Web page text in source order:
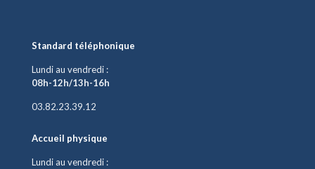
Standard téléphonique
Lundi au vendredi :
08h-12h/13h-16h
03.82.23.39.12
Accueil physique
Lundi au vendredi :